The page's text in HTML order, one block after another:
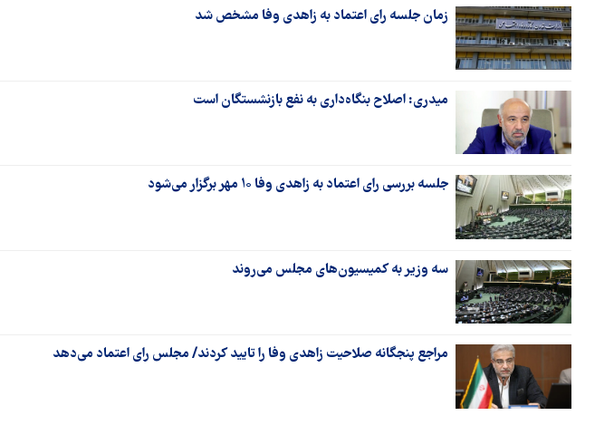
زمان جلسه رای اعتماد به زاهدی وفا مشخص شد
میدری: اصلاح بنگاه‌داری به نفع بازنشستگان است
جلسه بررسی رای اعتماد به زاهدی وفا ۱۰ مهر برگزار می‌شود
سه وزیر به کمیسیون‌های مجلس می‌روند
مراجع پنجگانه صلاحیت زاهدی وفا را تایید کردند/ مجلس رای اعتماد می‌دهد